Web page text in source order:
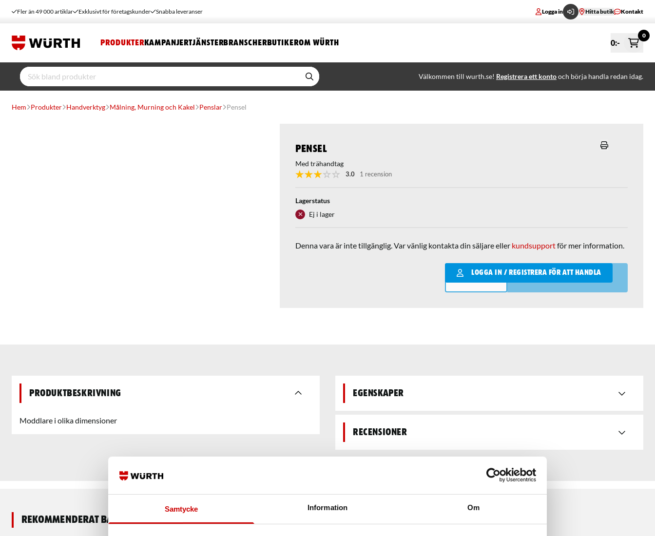
Samtycke Information Om
Fler än 49 000 artiklar Exklusivt för företagskunder Snabba leveranser Logga in Hitta butik Kontakt
PRODUKTER KAMPANJERTJÄNSTERBRANSCHERBUTIKEROM WÜRTH 0:-
0
Välkommen till wurth.se! Registrera ett kontooch börja handla redan idag.
Hem Produkter Handverktyg Målning, Murning och Kakel Penslar Pensel
Pensel
Med trähandtag
3.0 1 recension
Lagerstatus
Ej i lager
Denna vara är inte tillgänglig. Var vänlig kontakta din säljare eller kundsupportför mer information.
LOGGA IN / REGISTRERA FÖR ATT HANDLA
Qantity
LÄGG I VARUKORGEN
Produktbeskrivning
Moddlare i olika dimensioner
Egenskaper
Recensioner
Rekommenderat baserat på vald produkt